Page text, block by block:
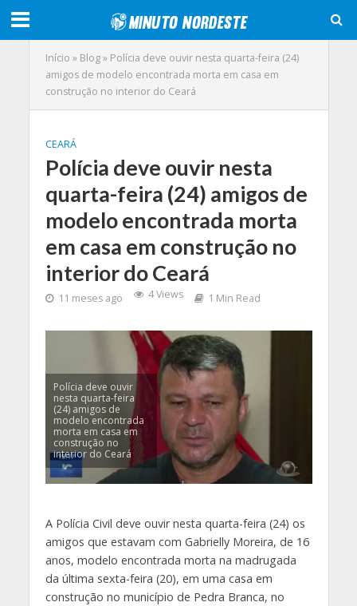
Início » Blog» Polícia deve ouvir nesta quarta-feira (24)
amigos de modelo encontrada morta em casa em
construção no interior do Ceará
CEARÁ
Polícia deve ouvir nesta
quarta-feira (24) amigos de
modelo encontrada morta
em casa em construção no
interior do Ceará
11 meses ago 4 Views 1 Min Read
Polícia deve ouvir
nesta quarta-feira
(24) amigos de
modelo encontrada
morta em casa em
construção no
interior do Ceará
A Polícia Civil deve ouvir nesta quarta-feira (24) os
amigos que estavam com Gabrielly Moreira, de 16
anos, modelo encontrada morta na madrugada
da última sexta-feira (20), em uma casa em
construção no município de Pedra Branca, no